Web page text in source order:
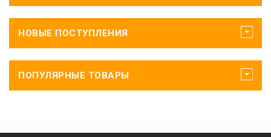
НОВЫЕ ПОСТУПЛЕНИЯ
ПОПУЛЯРНЫЕ ТОВАРЫ